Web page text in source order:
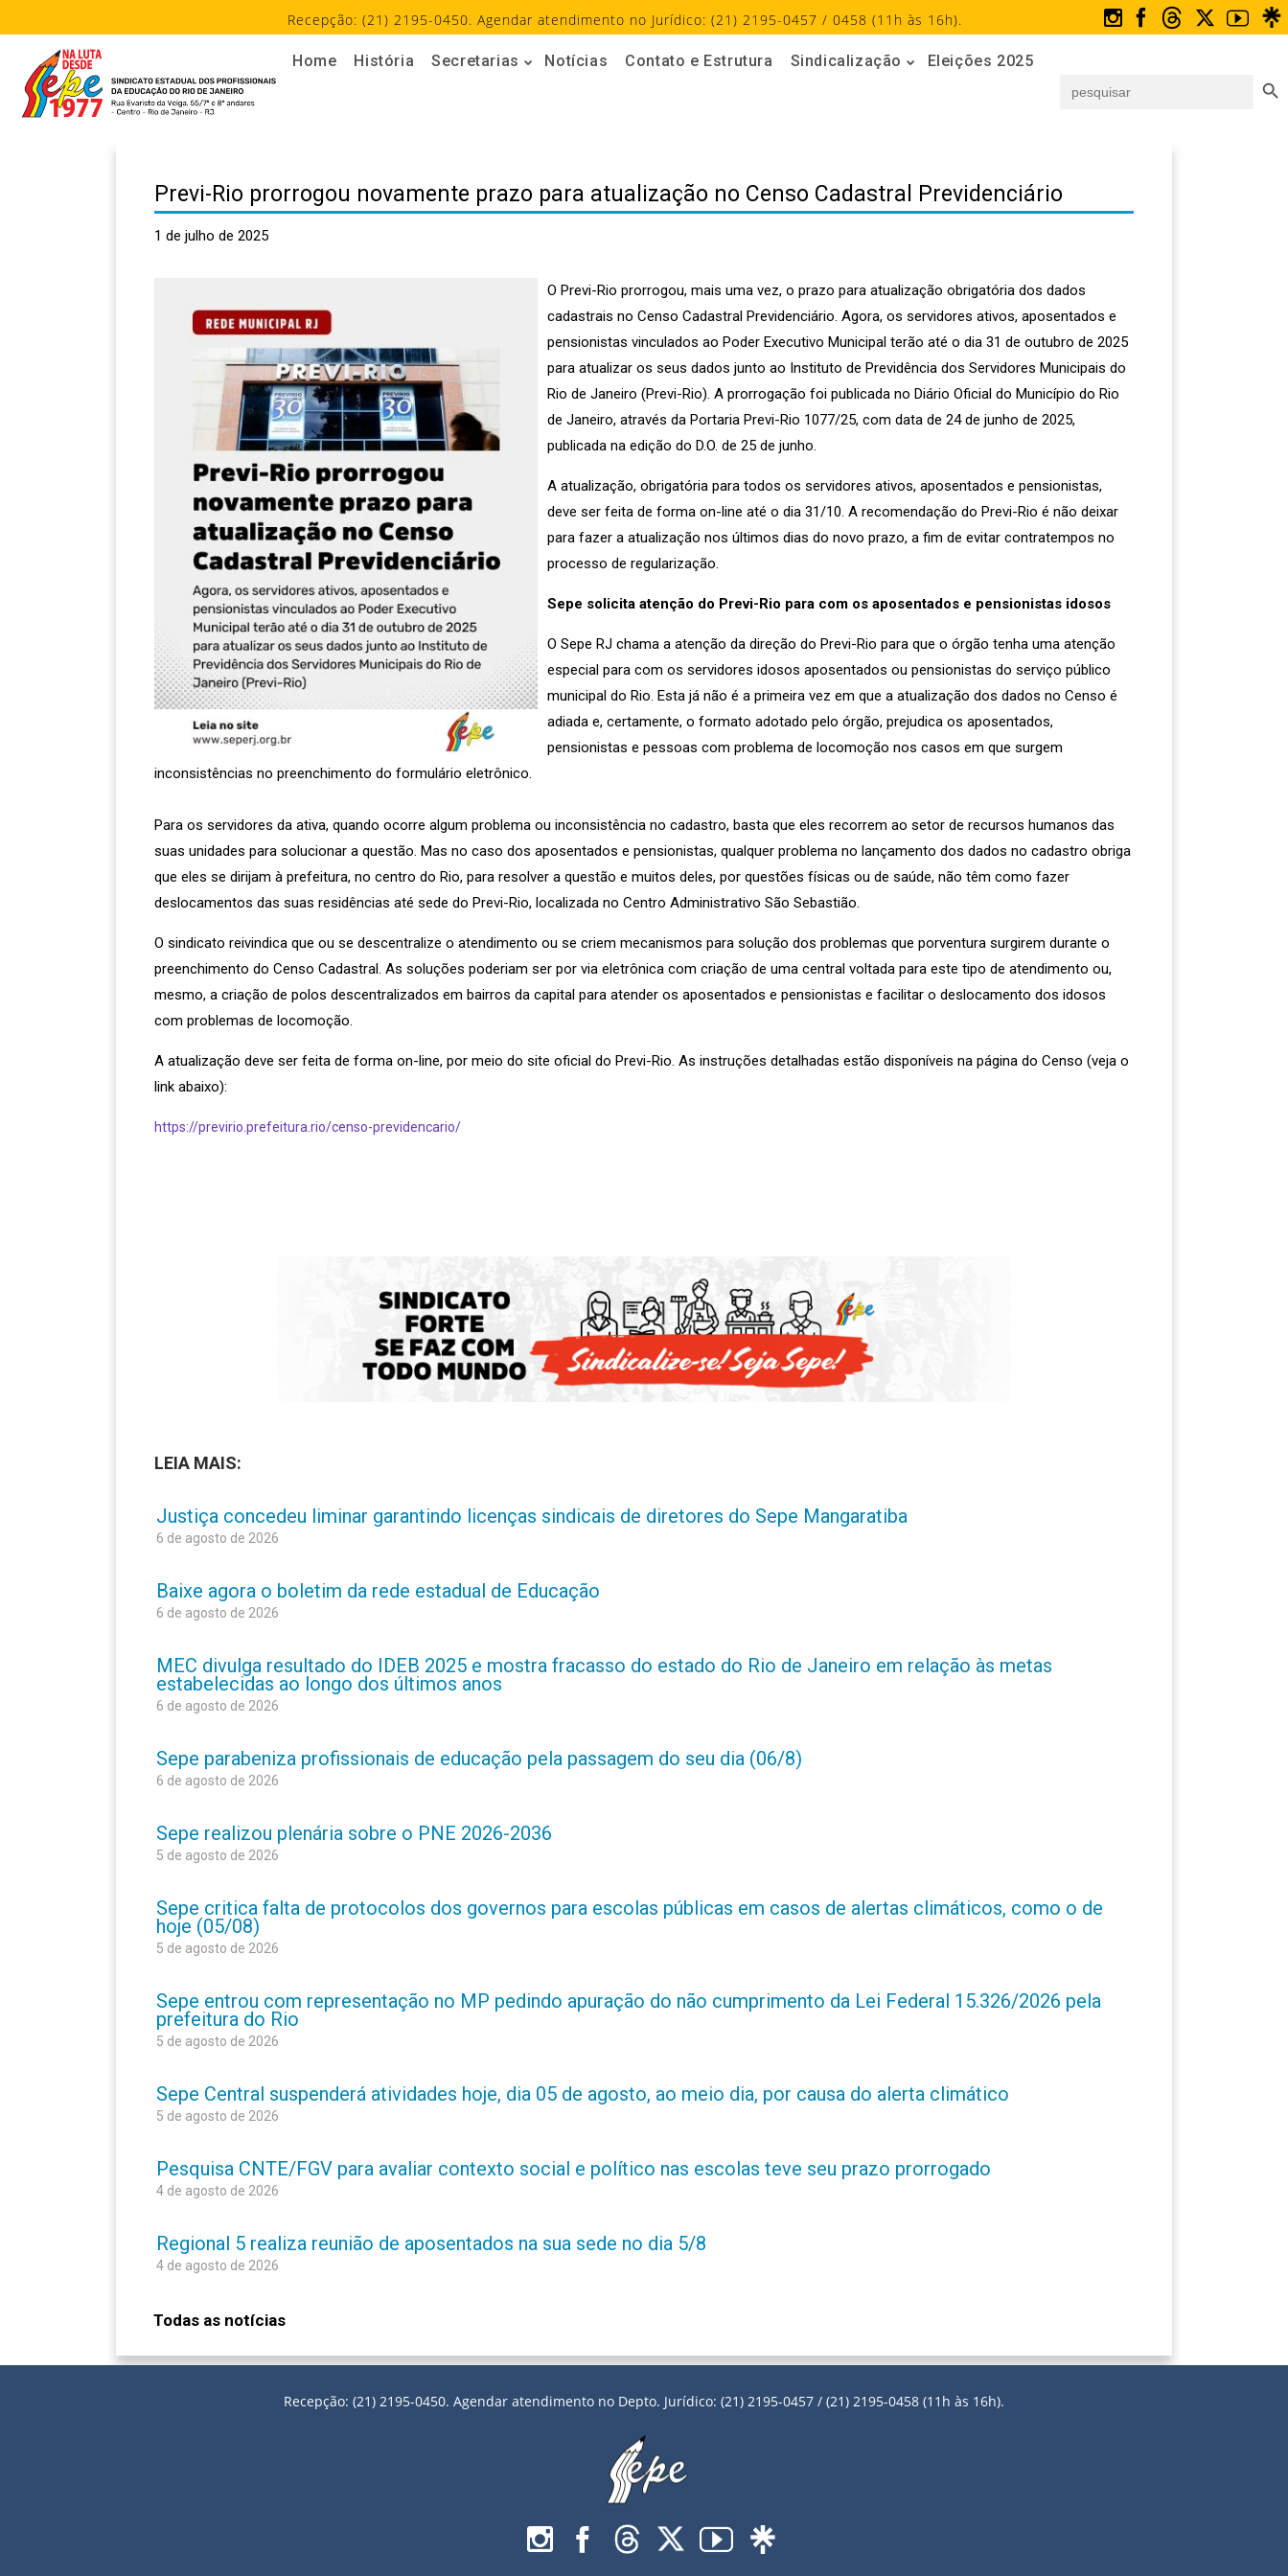
Recepção: (21) 2195-0450. Agendar atendimento no Jurídico: (21) 2195-0457 / 0458 (11h às 16h).
Home História Secretarias Notícias Contato e Estrutura Sindicalização
Eleições 2025
for:
Previ-Rio prorrogou novamente prazo para atualização no Censo Cadastral Previdenciário
1 de julho de 2025
O Previ-Rio prorrogou, mais uma vez, o prazo para atualização obrigatória dos dados
cadastrais no Censo Cadastral Previdenciário. Agora, os servidores ativos, aposentados e
pensionistas vinculados ao Poder Executivo Municipal terão até o dia 31 de outubro de 2025
para atualizar os seus dados junto ao Instituto de Previdência dos Servidores Municipais do
Rio de Janeiro (Previ-Rio). A prorrogação foi publicada no Diário Oficial do Município do Rio
de Janeiro, através da Portaria Previ-Rio 1077/25, com data de 24 de junho de 2025,
publicada na edição do D.O. de 25 de junho.
A atualização, obrigatória para todos os servidores ativos, aposentados e pensionistas,
deve ser feita de forma on-line até o dia 31/10. A recomendação do Previ-Rio é não deixar
para fazer a atualização nos últimos dias do novo prazo, a fim de evitar contratempos no
processo de regularização.
Sepe solicita atenção do Previ-Rio para com os aposentados e pensionistas idosos
O Sepe RJ chama a atenção da direção do Previ-Rio para que o órgão tenha uma atenção
especial para com os servidores idosos aposentados ou pensionistas do serviço público
municipal do Rio. Esta já não é a primeira vez em que a atualização dos dados no Censo é
adiada e, certamente, o formato adotado pelo órgão, prejudica os aposentados,
pensionistas e pessoas com problema de locomoção nos casos em que surgem
inconsistências no preenchimento do formulário eletrônico.
Para os servidores da ativa, quando ocorre algum problema ou inconsistência no cadastro, basta que eles recorrem ao setor de recursos humanos das
suas unidades para solucionar a questão. Mas no caso dos aposentados e pensionistas, qualquer problema no lançamento dos dados no cadastro obriga
que eles se dirijam à prefeitura, no centro do Rio, para resolver a questão e muitos deles, por questões físicas ou de saúde, não têm como fazer
deslocamentos das suas residências até sede do Previ-Rio, localizada no Centro Administrativo São Sebastião.
O sindicato reivindica que ou se descentralize o atendimento ou se criem mecanismos para solução dos problemas que porventura surgirem durante o
preenchimento do Censo Cadastral. As soluções poderiam ser por via eletrônica com criação de uma central voltada para este tipo de atendimento ou,
mesmo, a criação de polos descentralizados em bairros da capital para atender os aposentados e pensionistas e facilitar o deslocamento dos idosos
com problemas de locomoção.
A atualização deve ser feita de forma on-line, por meio do site oficial do Previ-Rio. As instruções detalhadas estão disponíveis na página do Censo (veja o
link abaixo):
https://previrio.prefeitura.rio/censo-previdencario/
LEIA MAIS:
Justiça concedeu liminar garantindo licenças sindicais de diretores do Sepe Mangaratiba
6 de agosto de 2026
Baixe agora o boletim da rede estadual de Educação
6 de agosto de 2026
MEC divulga resultado do IDEB 2025 e mostra fracasso do estado do Rio de Janeiro em relação às metas
estabelecidas ao longo dos últimos anos
6 de agosto de 2026
Sepe parabeniza profissionais de educação pela passagem do seu dia (06/8)
6 de agosto de 2026
Sepe realizou plenária sobre o PNE 2026-2036
5 de agosto de 2026
Sepe critica falta de protocolos dos governos para escolas públicas em casos de alertas climáticos, como o de
hoje (05/08)
5 de agosto de 2026
Sepe entrou com representação no MP pedindo apuração do não cumprimento da Lei Federal 15.326/2026 pela
prefeitura do Rio
5 de agosto de 2026
Sepe Central suspenderá atividades hoje, dia 05 de agosto, ao meio dia, por causa do alerta climático
5 de agosto de 2026
Pesquisa CNTE/FGV para avaliar contexto social e político nas escolas teve seu prazo prorrogado
4 de agosto de 2026
Regional 5 realiza reunião de aposentados na sua sede no dia 5/8
4 de agosto de 2026
Todas as notícias
Recepção: (21) 2195-0450. Agendar atendimento no Depto. Jurídico: (21) 2195-0457 / (21) 2195-0458 (11h às 16h).